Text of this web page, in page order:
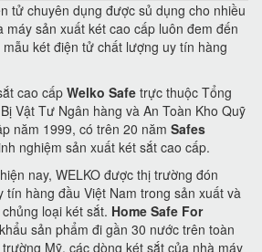
tử chuyên dụng được sủ dụng cho nhiều
máy sản xuất két cao cấp luôn đem đến
két điện tử chất lượng uy tín hàng
cao cấp Welko Safe trực thuộc Tổng
Vật Tư Ngân hàng và An Toàn Kho Quỹ
năm 1999, có trên 20 năm Safes
nghiệm sản xuất két sắt cao cấp.
nay, WELKO được thị trường đón
tín hàng đầu Việt Nam trong sản xuất và
loại két sắt. Home Safe For
sản phẩm đi gần 30 nước trên toàn
Mỹ, các dòng két sắt của nhà máy